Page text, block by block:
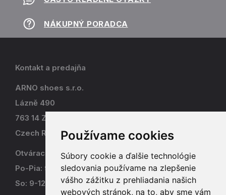
Používame cookies
Súbory cookie a ďalšie technológie
sledovania používame na zlepšenie
vášho zážitku z prehliadania našich
webových stránok, na to, aby sme vám
NÁKUPNÝ PORADCA
Kontakt a predajňa
ARNO shoes s.r.o.
Lázně 490
763 14 Zlín - Kostelec
Czech Republic
Otváracia doba
Po-Pia: 9-17
So: 9-12